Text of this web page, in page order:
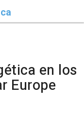
en los
Europe